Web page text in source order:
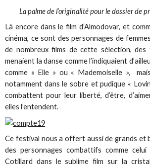
La palme de l’originalité pour le dossier de
Là encore dans le film d’Almodovar, et
cinéma, ce sont des personnages de
de nombreux films de cette sélection, des
menaient la danse comme l’indiquaient
comme « Elle » ou « Mademoiselle »,
notamment dans le sobre et pudique «
combattent pour leur liberté, d’être,
elles l’entendent.
Ce festival nous a offert aussi de grands et
des personnages combattifs comme
Cotillard dans le sublime film sur la